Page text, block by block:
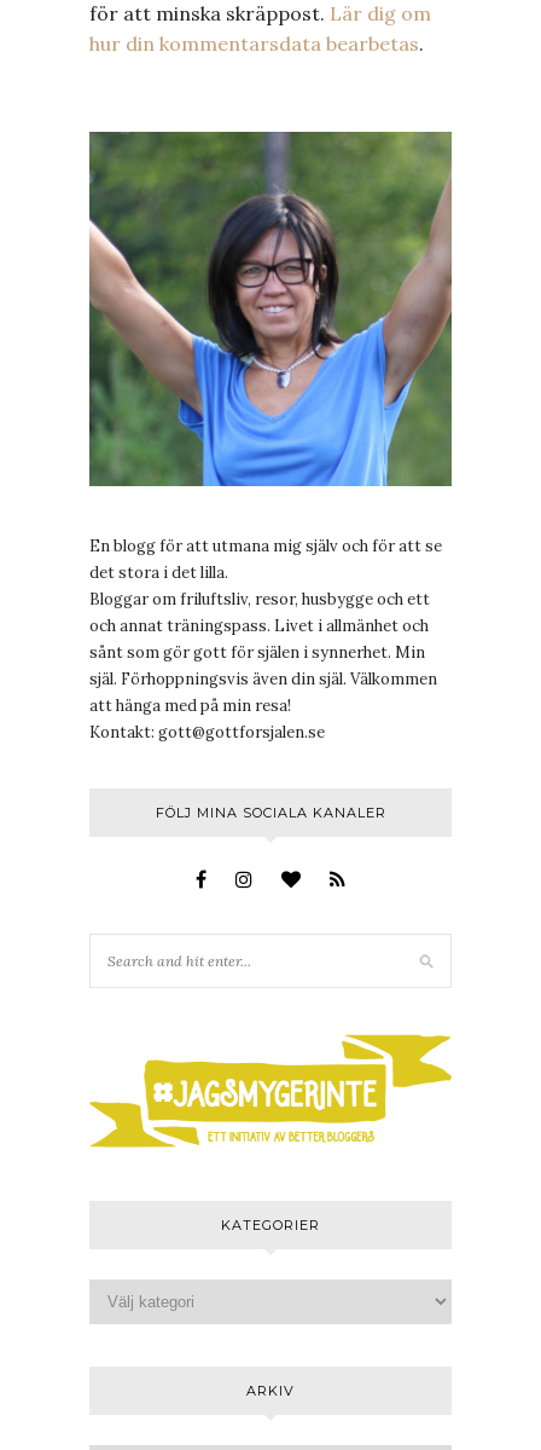
för att minska skräppost. Lär dig om
hur din kommentarsdata bearbetas.
En blogg för att utmana mig själv och för att se
det stora i det lilla.
Bloggar om friluftsliv, resor, husbygge och ett
och annat träningspass. Livet i allmänhet och
sånt som gör gott för själen i synnerhet. Min
själ. Förhoppningsvis även din själ. Välkommen
att hänga med på min resa!
Kontakt: gott@gottforsjalen.se
FÖLJ MINA SOCIALA KANALER
KATEGORIER
ARKIV